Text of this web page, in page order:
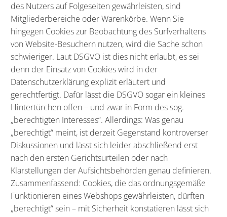
des Nutzers auf Folgeseiten gewährleisten, sind
Mitgliederbereiche oder Warenkörbe. Wenn Sie
hingegen Cookies zur Beobachtung des Surfverhaltens
von Website-Besuchern nutzen, wird die Sache schon
schwieriger. Laut DSGVO ist dies nicht erlaubt, es sei
denn der Einsatz von Cookies wird in der
Datenschutzerklärung explizit erläutert und
gerechtfertigt. Dafür lässt die DSGVO sogar ein kleines
Hintertürchen offen – und zwar in Form des sog.
„berechtigten Interesses“. Allerdings: Was genau
„berechtigt“ meint, ist derzeit Gegenstand kontroverser
Diskussionen und lässt sich leider abschließend erst
nach den ersten Gerichtsurteilen oder nach
Klarstellungen der Aufsichtsbehörden genau definieren.
Zusammenfassend: Cookies, die das ordnungsgemäße
Funktionieren eines Webshops gewährleisten, dürften
„berechtigt“ sein – mit Sicherheit konstatieren lässt sich